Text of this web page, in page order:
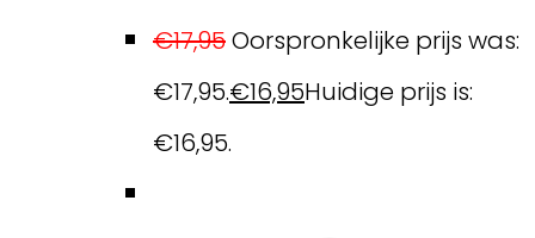
€17,95Oorspronkelijke prijs was:
€17,95.€16,95Huidige prijs is:
€16,95.